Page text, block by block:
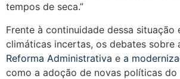
tempos de seca.”
Frente à continuidade dessa situação
climáticas incertas, os debates sobre
Reforma Administrativa e a
como a adoção de novas políticas do